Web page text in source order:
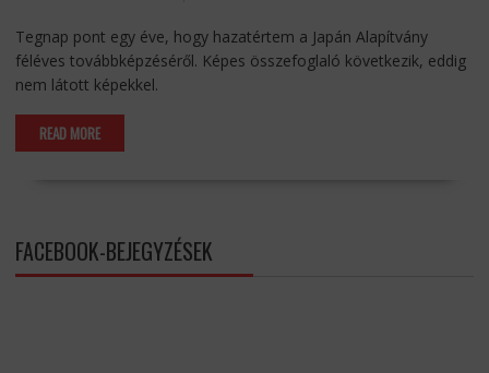
Tegnap pont egy éve, hogy hazatértem a Japán Alapítvány
féléves továbbképzéséről. Képes összefoglaló következik, eddig
nem látott képekkel.
READ MORE
FACEBOOK-BEJEGYZÉSEK